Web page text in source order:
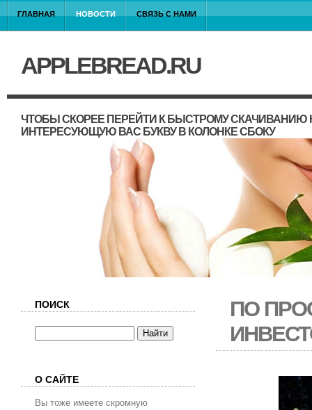
ГЛАВНАЯ НОВОСТИ СВЯЗЬ С НАМИ
APPLEBREAD.RU
ЧТОБЫ СКОРЕЕ ПЕРЕЙТИ К БЫСТРОМУ СКАЧИВАНИЮ
ИНТЕРЕСУЮЩУЮ ВАС БУКВУ В КОЛОНКЕ СБОКУ
ПО
ПОИСК
О САЙТЕ
Вы тоже имеете скромную